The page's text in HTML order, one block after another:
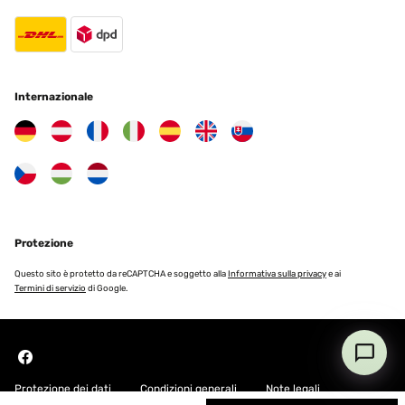
Bin sehr zufrieden mit dem Garten Bett
Amazon-Benutzer
bekommt sie trotzdem gut zusammen. Die Liege sieht hochwertig
besser sein..Das Dach ist fest montiert und lässt sich nicht öffnen.
Wenn man es ab machen will muss man es aufwendig
Internazionale
Protezione
Questo sito è protetto da reCAPTCHA e soggetto allaInformativa sulla privacye ai
Termini di servizio di Google.
Protezione dei dati Condizioni generali Note legali